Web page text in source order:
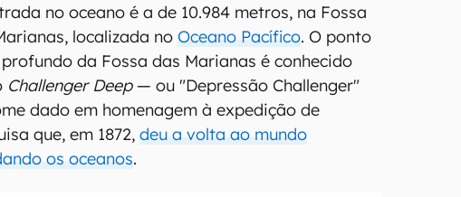
no oceano é a de 10.984 metros, na Fossa
localizada noOceano Pacífico. O ponto
da Fossa das Marianas é conhecido
Challenger Deep— ou "Depressão Challenger"
dado em homenagem à expedição de
que, em 1872,deu a volta ao mundo
os oceanos.